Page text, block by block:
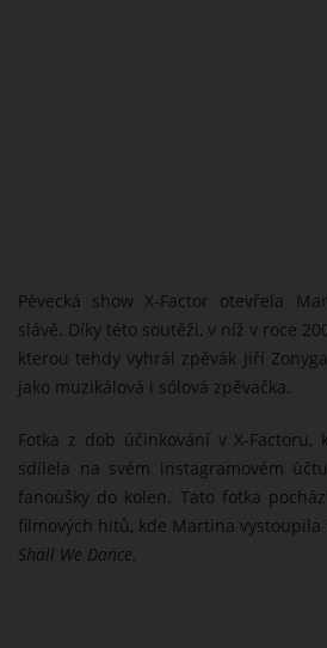
Pěvecká show X-Factor otevřela
slávě. Díky této soutěži, v níž v roce
kterou tehdy vyhrál zpěvák Jiří
jako muzikálová i sólová zpěvačka.
Fotka z dob účinkování v X-Factoru,
sdílela na svém instagramovém
fanoušky do kolen. Tato fotka
filmových hitů, kde Martina vystoupila
Shall We Dance.